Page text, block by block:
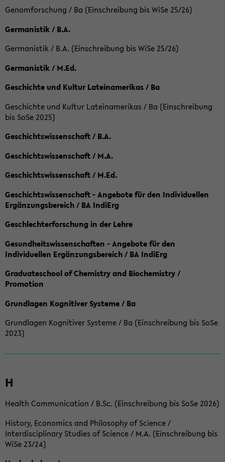
Genomforschung / Ba (Einschreibung bis WiSe 25/26)
Germanistik / B.A.
Germanistik / B.A. (Einschreibung bis WiSe 25/26)
Germanistik / M.Ed.
Geschichte und Kultur Lateinamerikas / Ba
Geschichte und Kultur Lateinamerikas / Ba (Einschreibung
bis SoSe 2025)
Geschichtswissenschaft / B.A.
Geschichtswissenschaft / M.A.
Geschichtswissenschaft / M.Ed.
Geschichtswissenschaft - Angebote für den Individuellen
Ergänzungsbereich / BA IndiErg
Geschlechterforschung in der Lehre
Gesundheitswissenschaften - Angebote für den
Individuellen Ergänzungsbereich / BA IndiErg
Graduateschool of Chemistry and Biochemistry /
Promotion
Grundlagen Kognitiver Systeme / Ba
Grundlagen Kognitiver Systeme / Ba (Einschreibung bis SoSe
2023)
H
Health Communication / B.Sc. (Einschreibung bis SoSe 2026)
History, Economics and Philosophy of Science /
Interdisciplinary Studies of Science / M.A. (Einschreibung bis
WiSe 23/24)